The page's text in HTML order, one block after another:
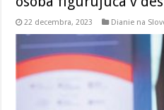
22 decembra, 2023 Dianie na